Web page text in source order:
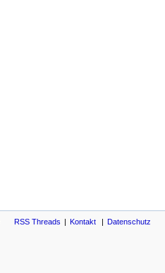
RSS Threads Kontakt Datenschutz